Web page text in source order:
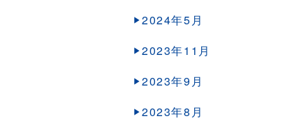
2024年5月
2023年11月
2023年9月
2023年8月